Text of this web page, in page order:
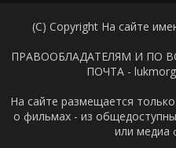
(C) Copyright На сайте
ПРАВООБЛАДАТЕЛЯМ И ПО
ПОЧТА -
На сайте размещается
о фильмах - из
или медиа